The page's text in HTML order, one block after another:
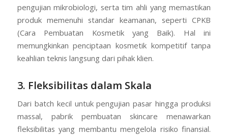
pengujian mikrobiologi, serta tim ahli yang memastikan
produk memenuhi standar keamanan, seperti CPKB
(Cara Pembuatan Kosmetik yang Baik). Hal ini
memungkinkan penciptaan kosmetik kompetitif tanpa
keahlian teknis langsung dari pihak klien.
3. Fleksibilitas dalam Skala
Dari batch kecil untuk pengujian pasar hingga produksi
massal, pabrik pembuatan skincare menawarkan
fleksibilitas yang membantu mengelola risiko finansial.